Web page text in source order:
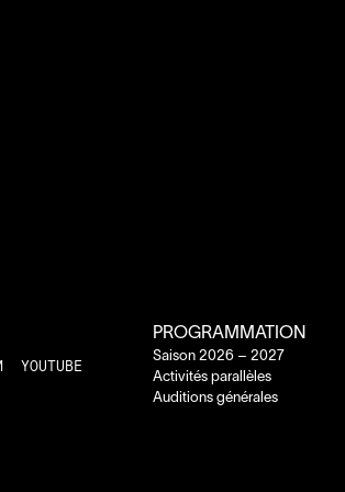
YOUTUBE
PROGRAMMATION
Saison 2026 – 2027
Activités parallèles
Auditions générales